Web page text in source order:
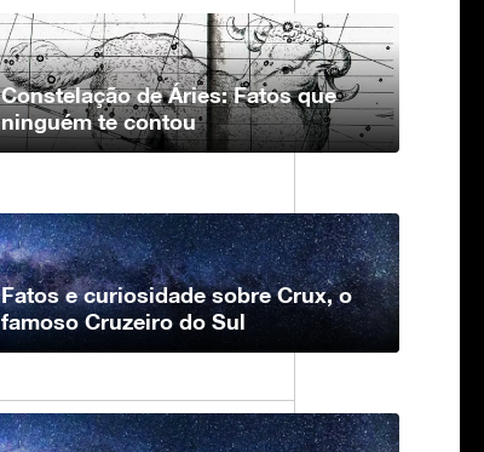
Constelação de Áries: Fatos que
ninguém te contou
Fatos e curiosidade sobre Crux, o
famoso Cruzeiro do Sul